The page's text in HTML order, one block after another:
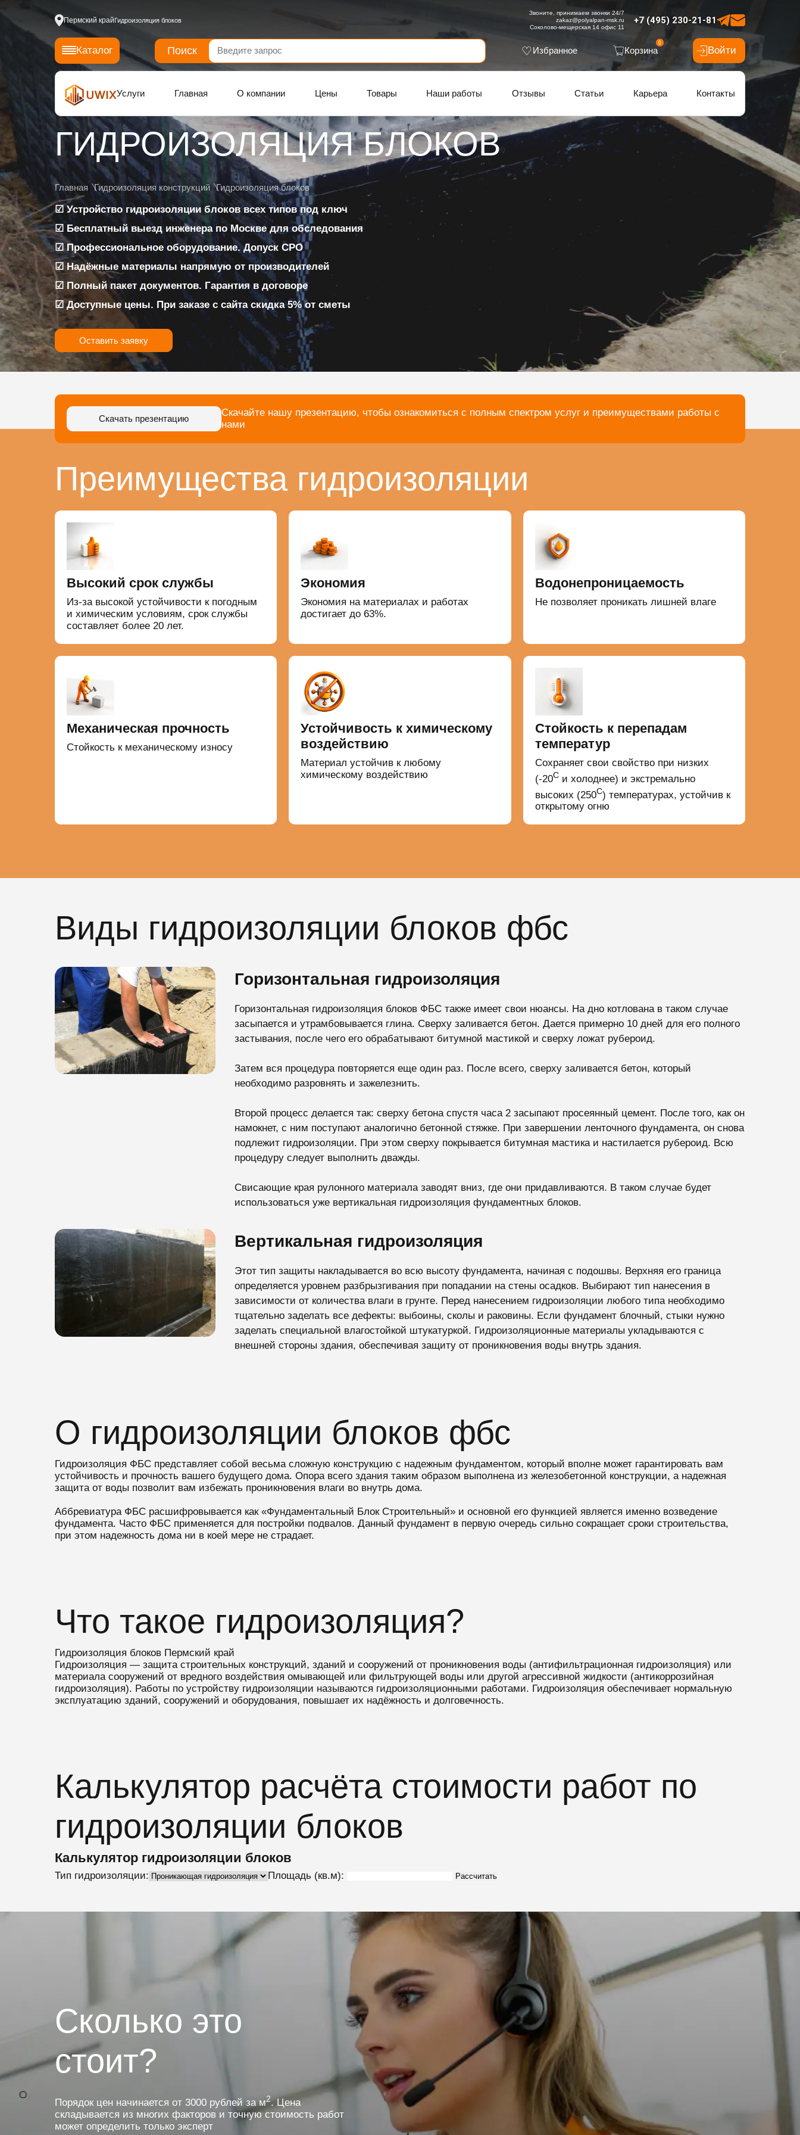
Пермский крайГидроизоляция блоков +7 (495) 230-21-81
Звоните, принимаем звонки 24/7
zakaz@polyalpan-msk.ru
Соколово-мещерская 14 офис 11
Каталог Поиск Избранное Корзина
0
Войти
Услуги Главная О компании Цены Товары Наши работы Отзывы Статьи Карьера Контакты
ГИДРОИЗОЛЯЦИЯ БЛОКОВ
Главная Гидроизоляция конструкций Гидроизоляция блоков
☑ Устройство гидроизоляции блоков всех типов под ключ
☑ Бесплатный выезд инженера по Москве для обследования
☑ Профессиональное оборудование. Допуск СРО
☑ Надёжные материалы напрямую от производителей
☑ Полный пакет документов. Гарантия в договоре
☑ Доступные цены. При заказе с сайта скидка 5% от сметы
Оставить заявку
Скачать презентацию
Скачайте нашу презентацию, чтобы ознакомиться с полным спектром услуг и преимуществами работы с
нами
Преимущества гидроизоляции
Высокий срок службы
Из-за высокой устойчивости к погодным
и химическим условиям, срок службы
составляет более 20 лет.
Экономия
Экономия на материалах и работах
достигает до 63%.
Водонепроницаемость
Не позволяет проникать лишней влаге
Механическая прочность
Стойкость к механическому износу
Устойчивость к химическому
воздействию
Материал устойчив к любому
химическому воздействию
Стойкость к перепадам
температур
Сохраняет свои свойство при низких
(-20Си холоднее) и экстремально
высоких (250С) температурах, устойчив к
открытому огню
Виды гидроизоляции блоков фбс
Горизонтальная гидроизоляция
Горизонтальная гидроизоляция блоков ФБС также имеет свои нюансы. На дно котлована в таком случае
засыпается и утрамбовывается глина. Сверху заливается бетон. Дается примерно 10 дней для его полного
застывания, после чего его обрабатывают битумной мастикой и сверху ложат рубероид.
Затем вся процедура повторяется еще один раз. После всего, сверху заливается бетон, который
необходимо разровнять и зажелезнить.
Второй процесс делается так: сверху бетона спустя часа 2 засыпают просеянный цемент. После того, как он
намокнет, с ним поступают аналогично бетонной стяжке. При завершении ленточного фундамента, он снова
подлежит гидроизоляции. При этом сверху покрывается битумная мастика и настилается рубероид. Всю
процедуру следует выполнить дважды.
Свисающие края рулонного материала заводят вниз, где они придавливаются. В таком случае будет
использоваться уже вертикальная гидроизоляция фундаментных блоков.
Вертикальная гидроизоляция
Этот тип защиты накладывается во всю высоту фундамента, начиная с подошвы. Верхняя его граница
определяется уровнем разбрызгивания при попадании на стены осадков. Выбирают тип нанесения в
зависимости от количества влаги в грунте. Перед нанесением гидроизоляции любого типа необходимо
тщательно заделать все дефекты: выбоины, сколы и раковины. Если фундамент блочный, стыки нужно
заделать специальной влагостойкой штукатуркой. Гидроизоляционные материалы укладываются с
внешней стороны здания, обеспечивая защиту от проникновения воды внутрь здания.
О гидроизоляции блоков фбс
Гидроизоляция ФБС представляет собой весьма сложную конструкцию с надежным фундаментом, который вполне может гарантировать вам
устойчивость и прочность вашего будущего дома. Опора всего здания таким образом выполнена из железобетонной конструкции, а надежная
защита от воды позволит вам избежать проникновения влаги во внутрь дома.
Аббревиатура ФБС расшифровывается как «Фундаментальный Блок Строительный» и основной его функцией является именно возведение
фундамента. Часто ФБС применяется для постройки подвалов. Данный фундамент в первую очередь сильно сокращает сроки строительства,
при этом надежность дома ни в коей мере не страдает.
Что такое гидроизоляция?
Гидроизоляция блоков Пермский край
Гидроизоляция — защита строительных конструкций, зданий и сооружений от проникновения воды (антифильтрационная гидроизоляция) или
материала сооружений от вредного воздействия омывающей или фильтрующей воды или другой агрессивной жидкости (антикоррозийная
гидроизоляция). Работы по устройству гидроизоляции называются гидроизоляционными работами. Гидроизоляция обеспечивает нормальную
эксплуатацию зданий, сооружений и оборудования, повышает их надёжность и долговечность.
Калькулятор расчёта стоимости работ по
гидроизоляции блоков
Калькулятор гидроизоляции блоков
Тип гидроизоляции: Площадь (кв.м): Рассчитать
Сколько это
стоит?
Порядок цен начинается от 3000 рублей за м2. Цена
складывается из многих факторов и точную стоимость работ
может определить только эксперт